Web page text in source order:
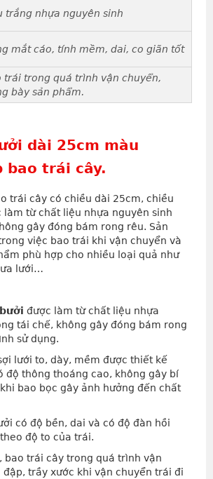
trắng nhựa nguyên sinh
mắt cáo, tính mềm, dai, co giãn tốt
trái trong quá trình vận chuyển,
bày sản phẩm.
dài 25cm màu
bao trái cây.
trái cây có chiều dài 25cm, chiều
làm từ chất liệu nhựa nguyên sinh
gây đóng bám rong rêu. Sản
việc bao trái khi vận chuyển và
phù hợp cho nhiều loại quả như
lưới…
được làm từ chất liệu nhựa
tái chế, không gây đóng bám rong
sử dụng.
lưới to, dày, mềm được thiết kế
độ thông thoáng cao, không gây bí
bao bọc gây ảnh hưởng đến chất
có độ bền, dai và có độ đàn hồi
độ to của trái.
, bao trái cây trong quá trình vận
trầy xước khi vận chuyển trái đi